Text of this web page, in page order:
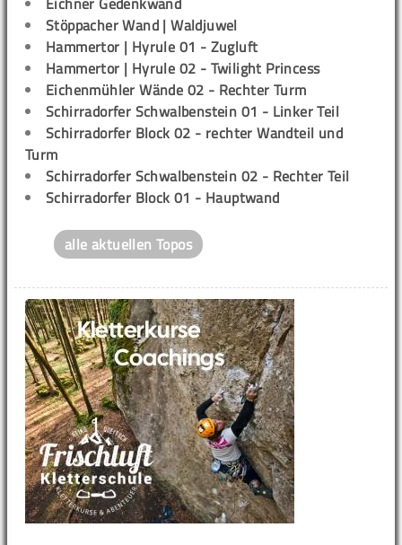
Stöppacher Wand | Waldjuwel
Hammertor | Hyrule 01 - Zugluft
Hammertor | Hyrule 02 - Twilight Princess
Eichenmühler Wände 02 - Rechter Turm
Schirradorfer Schwalbenstein 01 - Linker Teil
Schirradorfer Block 02 - rechter Wandteil und
Turm
Schirradorfer Schwalbenstein 02 - Rechter Teil
Schirradorfer Block 01 - Hauptwand
alle aktuellen Topos